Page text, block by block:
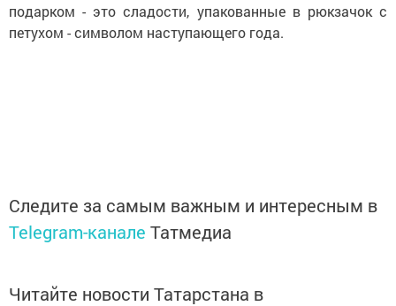
подарком - это сладости, упакованные в рюкзачок с
петухом - символом наступающего года.
Следите за самым важным и интересным в
Telegram-канале Татмедиа
Читайте новости Татарстана в